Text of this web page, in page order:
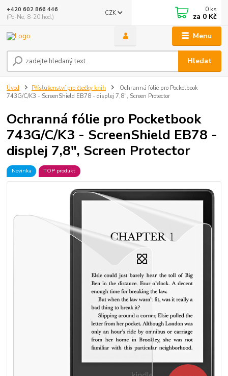
Menu
CZK
Hledat
+420 602 866 446
(Po-Ne, 8-20 hod.)
0 ks
za 0 Kč
Úvod Příslušenství pro čtečky knih
Ochranná fólie pro Pocketbook
743G/C/K3 - ScreenShield EB78 - displej 7,8", Screen Protector
Ochranná fólie pro Pocketbook
743G/C/K3 - ScreenShield EB78 -
displej 7,8", Screen Protector
Novinka TOP produkt